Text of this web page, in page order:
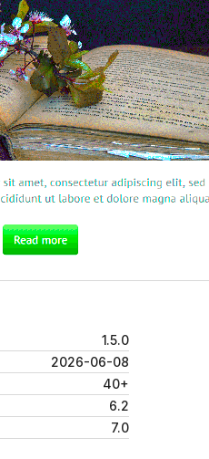
1.5.0
2026-06-08
40+
6.2
7.0